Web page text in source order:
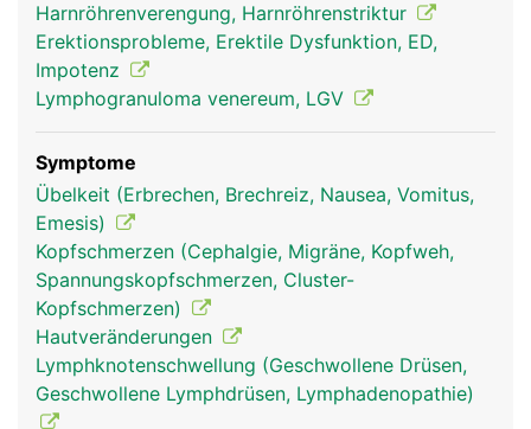
Harnröhrenverengung, Harnröhrenstriktur
Erektionsprobleme, Erektile Dysfunktion, ED,
Impotenz
Lymphogranuloma venereum, LGV
Symptome
Übelkeit (Erbrechen, Brechreiz, Nausea, Vomitus,
Emesis)
Kopfschmerzen (Cephalgie, Migräne, Kopfweh,
Spannungskopfschmerzen, Cluster-
Kopfschmerzen)
Hautveränderungen
Lymphknotenschwellung (Geschwollene Drüsen,
Geschwollene Lymphdrüsen, Lymphadenopathie)